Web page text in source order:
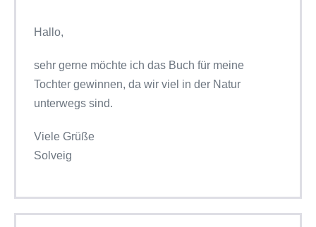
Hallo,
sehr gerne möchte ich das Buch für meine
Tochter gewinnen, da wir viel in der Natur
unterwegs sind.
Viele Grüße
Solveig